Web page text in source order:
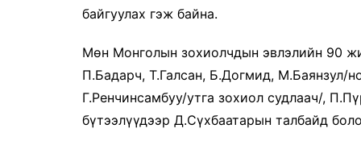
байгуулах гэж байна.
Мөн Монголын зохиолчдын эвлэлийн 90
П.Бадарч, Т.Галсан, Б.Догмид, М.Баянзул/
Г.Ренчинсамбуу/утга зохиол судлаач/,
бүтээлүүдээр Д.Сүхбаатарын талбайд